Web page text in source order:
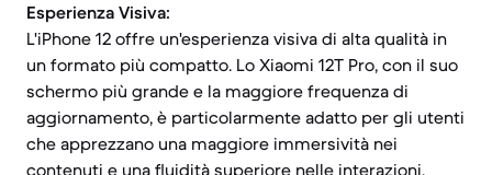
Esperienza Visiva:
L'iPhone 12 offre un'esperienza visiva di alta qualità in
un formato più compatto. Lo Xiaomi 12T Pro, con il suo
schermo più grande e la maggiore frequenza di
aggiornamento, è particolarmente adatto per gli utenti
che apprezzano una maggiore immersività nei
contenuti e una fluidità superiore nelle interazioni.